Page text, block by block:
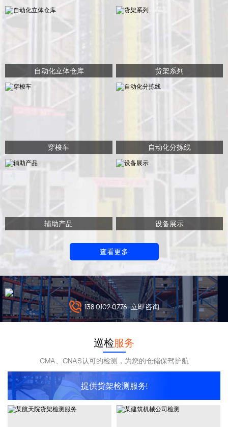
自动化立体仓库 货架系列
穿梭车 自动化分拣线
辅助产品 设备展示
查看更多
138 0102 0776 立即咨询
巡检服务
CMA、CNAS认可的检测，为您的仓储保驾护航
提供货架检测服务!